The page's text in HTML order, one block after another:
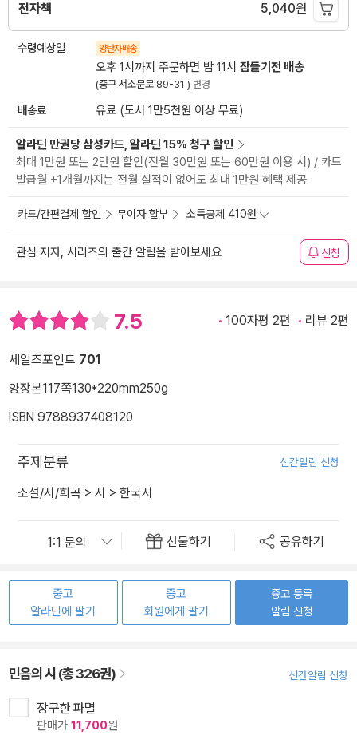
전자책 5,040원
수령예상일 양탄자배송
오후 1시까지 주문하면 밤 11시 잠들기전 배송
(중구 서소문로 89-31 ) 변경
배송료 유료 (도서 1만5천원 이상 무료)
알라딘 만권당 삼성카드, 알라딘 15% 청구 할인
최대 1만원 또는 2만원 할인(전월 30만원 또는 60만원 이용 시) / 카드
발급월 +1개월까지는 전월 실적이 없어도 최대 1만원 혜택 제공
카드/간편결제 할인 무이자 할부 소득공제 410원
관심 저자, 시리즈의 출간 알림을 받아보세요 신청
7.5 100자평 2편 리뷰 2편
세일즈포인트 701
양장본117쪽130*220mm250g
ISBN 9788937408120
주제분류 신간알림 신청
소설/시/희곡 > 시 > 한국시
선물하기 공유하기
중고
알라딘에 팔기
중고
회원에게 팔기
중고 등록
알림 신청
민음의 시 (총 326권) 신간알림 신청
장구한 파멸
판매가 11,700원